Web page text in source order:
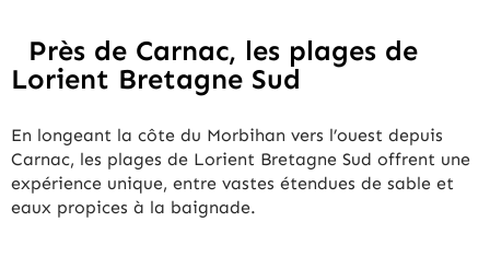
Près de Carnac, les plages de
Lorient Bretagne Sud
En longeant la côte du Morbihan vers l’ouest depuis
Carnac, les plages de Lorient Bretagne Sud offrent une
expérience unique, entre vastes étendues de sable et
eaux propices à la baignade.